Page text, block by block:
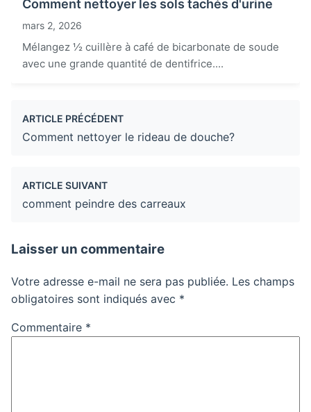
Comment nettoyer les sols tachés d'urine
mars 2, 2026
Mélangez ½ cuillère à café de bicarbonate de soude
avec une grande quantité de dentifrice....
ARTICLE PRÉCÉDENT
Comment nettoyer le rideau de douche?
ARTICLE SUIVANT
comment peindre des carreaux
Laisser un commentaire
Votre adresse e-mail ne sera pas publiée. Les champs
obligatoires sont indiqués avec *
Commentaire *